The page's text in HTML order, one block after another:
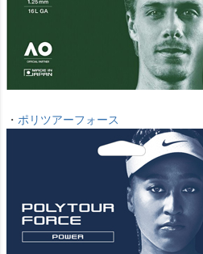
・ ポリツアーフォース